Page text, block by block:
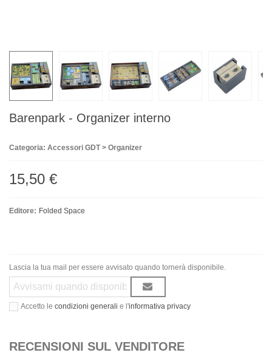
Barenpark - Organizer interno
Categoria: Accessori GDT > Organizer
15,50 €
Editore: Folded Space
Lascia la tua mail per essere avvisato quando tornerà disponibile.
Accetto le condizioni generali e l'informativa privacy
RECENSIONI SUL VENDITORE